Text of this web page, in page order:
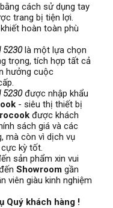
cách sử dụng tay
trang bị tiện lợi.
hoàn toàn phù
5230là một lựa chọn
trọng, tích hợp tất cả
hưởng cuộc
5230được nhập khẩu
- siêu thị thiết bị
được khách
sách giá và các
mà còn vì dịch vụ
kỳ tốt.
sản phẩm xin vui
Showroom gần
viên giàu kinh nghiệm
Quý khách hàng !